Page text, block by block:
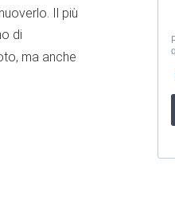
Il più
di
ma anche